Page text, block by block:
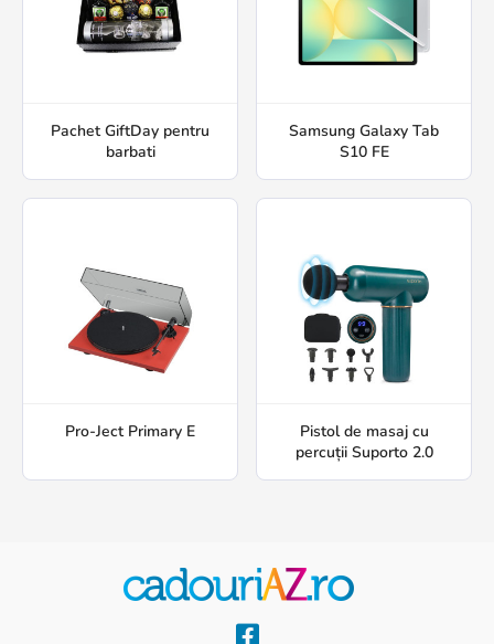
Pachet GiftDay pentru
barbati
Samsung Galaxy Tab
S10 FE
Pro-Ject Primary E
Pistol de masaj cu
percuții Suporto 2.0